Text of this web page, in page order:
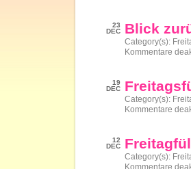
23
DEC
Blick
Category(s):
Kommentare
19
DEC
Category(s):
Kommentare
12
DEC
Category(s):
Kommentare